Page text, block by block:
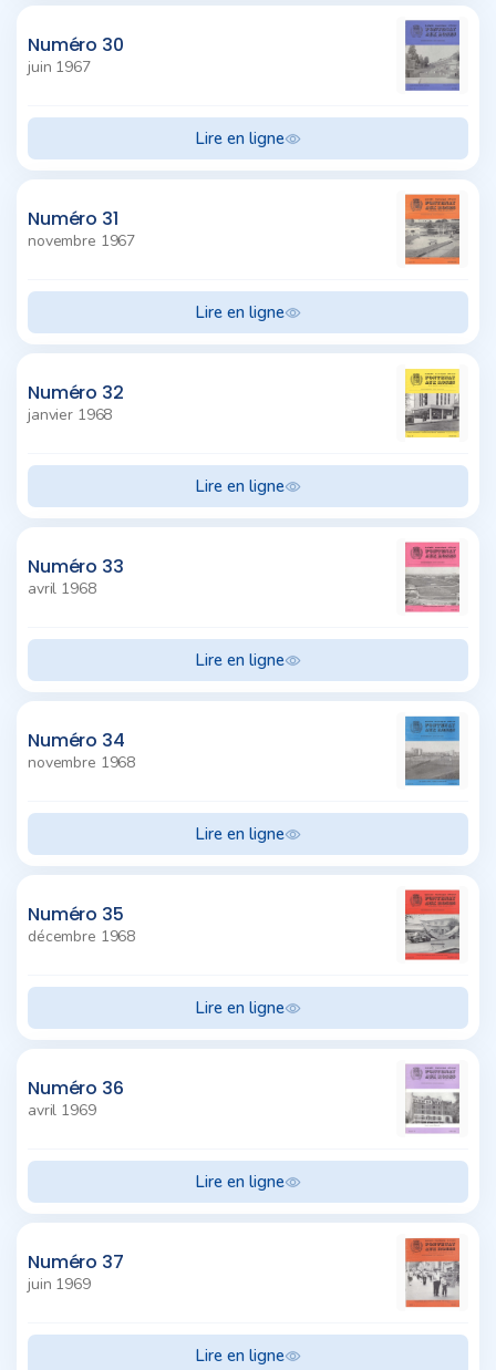
Numéro 30
juin 1967
Lire en ligne
Numéro 31
novembre 1967
Lire en ligne
Numéro 32
janvier 1968
Lire en ligne
Numéro 33
avril 1968
Lire en ligne
Numéro 34
novembre 1968
Lire en ligne
Numéro 35
décembre 1968
Lire en ligne
Numéro 36
avril 1969
Lire en ligne
Numéro 37
juin 1969
Lire en ligne